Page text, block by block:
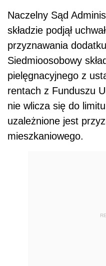
Naczelny Sąd
składzie podjął
przyznawania
Siedmioosobowy
pielęgnacyjnego z
rentach z Funduszu
nie wlicza się do
uzależnione jest
mieszkaniowego.